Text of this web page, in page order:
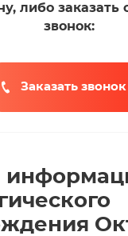
либо заказать
звонок:
Заказать звонок